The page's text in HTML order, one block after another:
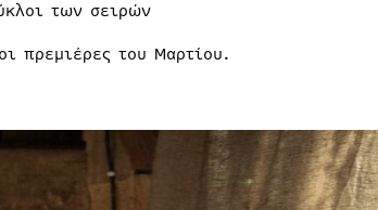
των σειρών
πρεμιέρες του Μαρτίου.